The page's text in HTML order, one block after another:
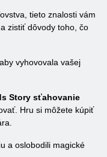
tieto znalosti vám
zistiť dôvody toho, čo
vyhovovala vašej
Story sťahovanie
Hru si môžete kúpiť
a oslobodili magické